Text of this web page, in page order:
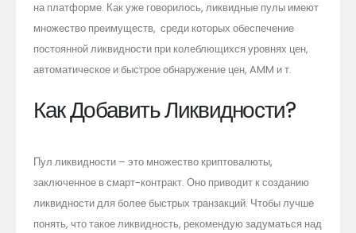
на платформе. Как уже говорилось, ликвидные пулы имеют
множество преимуществ, среди которых обеспечение
постоянной ликвидности при колеблющихся уровнях цен,
автоматическое и быстрое обнаружение цен, AMM и т.
Как Добавить Ликвидности?
Пул ликвидности – это множество криптовалюты,
заключенное в смарт-контракт. Оно приводит к созданию
ликвидности для более быстрых транзакций. Чтобы лучше
понять, что такое ликвидность, рекомендую задуматься над